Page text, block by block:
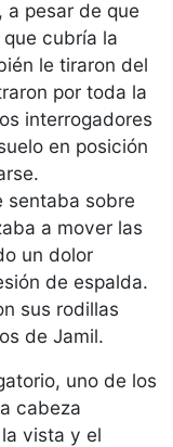
a pesar de que
cubría la
le tiraron del
por toda la
interrogadores
en posición
sentaba sobre
a mover las
un dolor
de espalda.
sus rodillas
de Jamil.
uno de los
cabeza
vista y el